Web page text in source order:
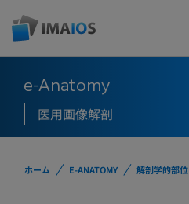
e-Anatomy
医用画像解剖
ホーム E-ANATOMY 解剖学的部位